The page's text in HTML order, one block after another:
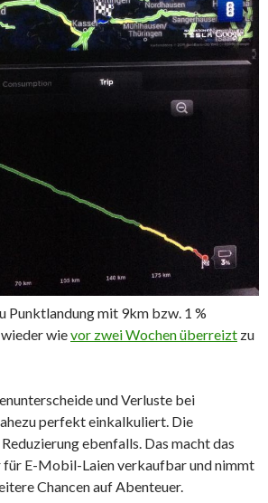
Punktlandung mit 9km bzw. 1 %
wievor zwei Wochen überreizt zu
und Verluste bei
perfekt einkalkuliert. Die
ebenfalls. Das macht das
für E-Mobil-Laien verkaufbar und nimmt
Chancen auf Abenteuer.